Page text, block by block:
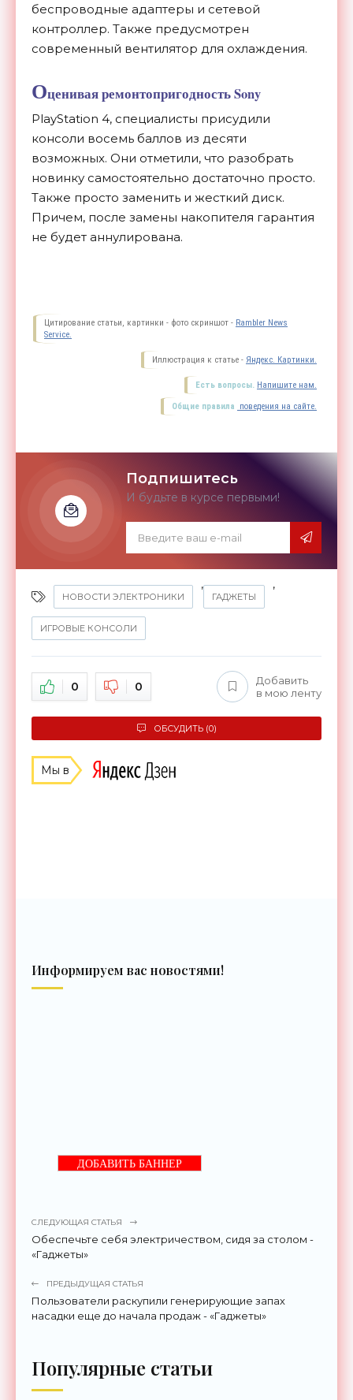
беспроводные адаптеры и сетевой
контроллер. Также предусмотрен
современный вентилятор для охлаждения.
Оценивая ремонтопригодность Sony
PlayStation 4, специалисты присудили
консоли восемь баллов из десяти
возможных. Они отметили, что разобрать
новинку самостоятельно достаточно просто.
Также просто заменить и жесткий диск.
Причем, после замены накопителя гарантия
не будет аннулирована.
Цитирование статьи, картинки - фото скриншот - Rambler News
Service.
Иллюстрация к статье - Яндекс. Картинки.
Есть вопросы. Напишите нам.
Общие правила поведения на сайте.
Подпишитесь
И будьте в курсе первыми!
НОВОСТИ ЭЛЕКТРОНИКИ
,
ГАДЖЕТЫ
,
ИГРОВЫЕ КОНСОЛИ
0 0
Добавить
в мою ленту
ОБСУДИТЬ (0)
Мы в
Информируем вас новостями!
ДОБАВИТЬ БАННЕР
СЛЕДУЮЩАЯ СТАТЬЯ
Обеспечьте себя электричеством, сидя за столом -
«Гаджеты»
ПРЕДЫДУЩАЯ СТАТЬЯ
Пользователи раскупили генерирующие запах
насадки еще до начала продаж - «Гаджеты»
Популярные статьи